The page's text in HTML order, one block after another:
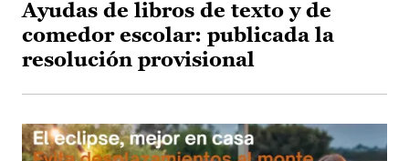
Ayudas de libros de texto y de
comedor escolar: publicada la
resolución provisional